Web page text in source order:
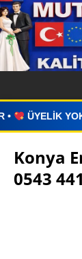
YOK
Konya
0543